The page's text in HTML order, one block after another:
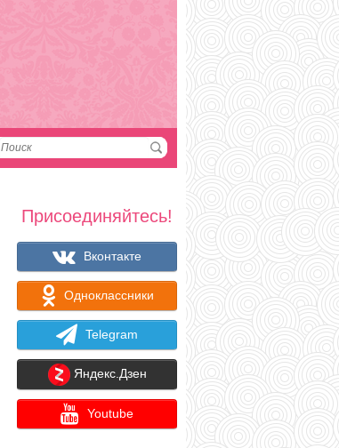
Присоединяйтесь!
Вконтакте
Одноклассники
Telegram
Яндекс.Дзен
Youtube